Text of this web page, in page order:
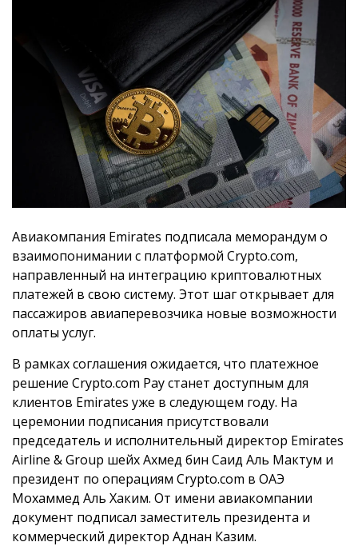
Авиакомпания Emirates подписала меморандум о
взаимопонимании с платформой Crypto.com,
направленный на интеграцию криптовалютных
платежей в свою систему. Этот шаг открывает для
пассажиров авиаперевозчика новые возможности
оплаты услуг.
В рамках соглашения ожидается, что платежное
решение Crypto.com Pay станет доступным для
клиентов Emirates уже в следующем году. На
церемонии подписания присутствовали
председатель и исполнительный директор Emirates
Airline & Group шейх Ахмед бин Саид Аль Мактум и
президент по операциям Crypto.com в ОАЭ
Мохаммед Аль Хаким. От имени авиакомпании
документ подписал заместитель президента и
коммерческий директор Аднан Казим.